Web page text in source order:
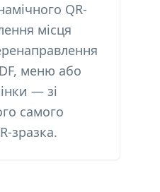
QR-
місця
меню або
— зі
самого
зразка.